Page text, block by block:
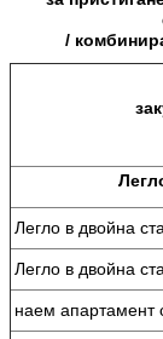
/
Легло в двойна
Легло в двойна
наем апартамент